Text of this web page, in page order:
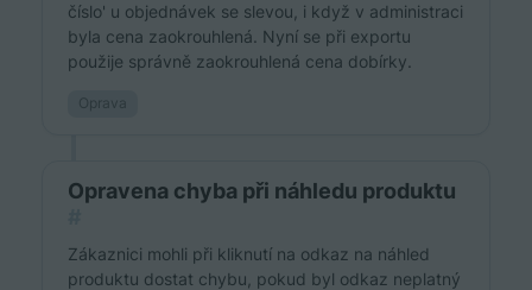
číslo' u objednávek se slevou, i když v administraci
byla cena zaokrouhlená. Nyní se při exportu
použije správně zaokrouhlená cena dobírky.
Oprava
Opravena chyba při náhledu produktu
Zákaznici mohli při kliknutí na odkaz na náhled
produktu dostat chybu, pokud byl odkaz neplatný